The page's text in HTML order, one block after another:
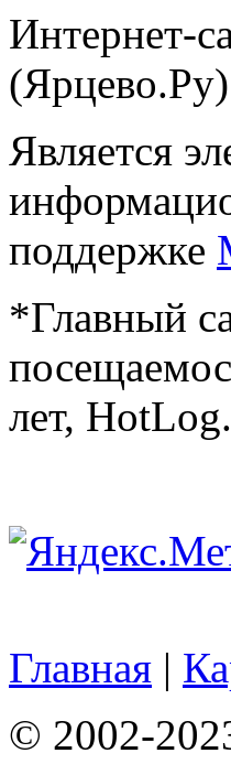
Интернет-
Является
поддержке
*Главный
лет,
Главная |
© 2002-